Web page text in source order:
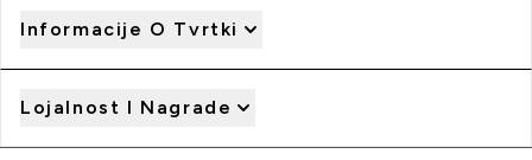
Informacije O Tvrtki
Lojalnost I Nagrade